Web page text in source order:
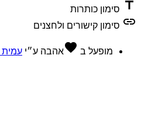
כותרות
קישורים ולחצנים
ב favoriteאהבהע״יעמית מורנו